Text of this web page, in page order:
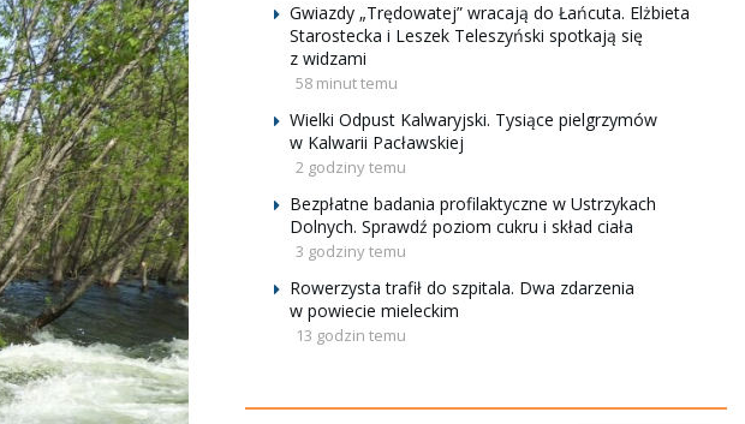
Gwiazdy „Trędowatej” wracają do Łańcuta. Elżbieta
Starostecka i Leszek Teleszyński spotkają się
z widzami
58 minut temu
Wielki Odpust Kalwaryjski. Tysiące pielgrzymów
w Kalwarii Pacławskiej
2 godziny temu
Bezpłatne badania profilaktyczne w Ustrzykach
Dolnych. Sprawdź poziom cukru i skład ciała
3 godziny temu
Rowerzysta trafił do szpitala. Dwa zdarzenia
w powiecie mieleckim
13 godzin temu